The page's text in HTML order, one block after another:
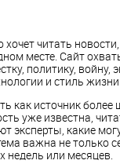
хочет читать
месте. Сайт
политику, войну,
и стиль жизни.
как источник более
уже известна,
эксперты, какие
важна не только
недель или месяцев.